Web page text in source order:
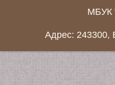
МБУК
Адрес: 243300,